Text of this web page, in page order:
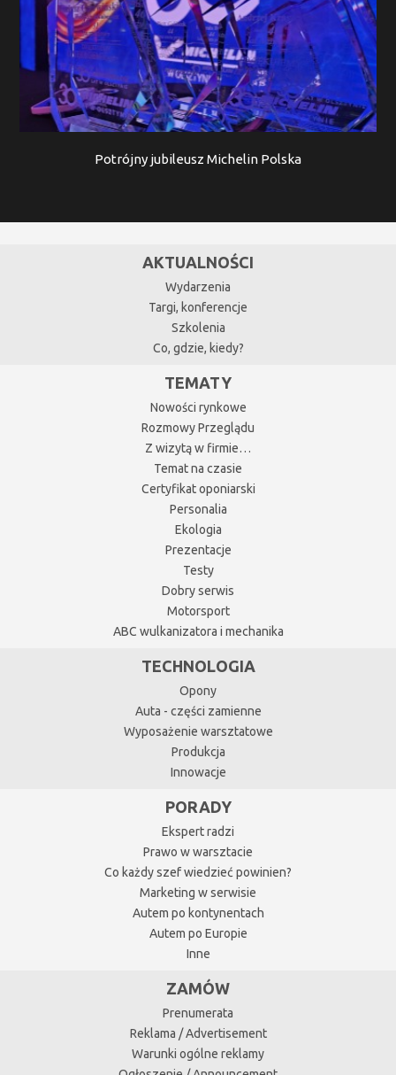
Potrójny jubileusz Michelin Polska
AKTUALNOŚCI
Wydarzenia
Targi, konferencje
Szkolenia
Co, gdzie, kiedy?
TEMATY
Nowości rynkowe
Rozmowy Przeglądu
Z wizytą w firmie…
Temat na czasie
Certyfikat oponiarski
Personalia
Ekologia
Prezentacje
Testy
Dobry serwis
Motorsport
ABC wulkanizatora i mechanika
TECHNOLOGIA
Opony
Auta - części zamienne
Wyposażenie warsztatowe
Produkcja
Innowacje
PORADY
Ekspert radzi
Prawo w warsztacie
Co każdy szef wiedzieć powinien?
Marketing w serwisie
Autem po kontynentach
Autem po Europie
Inne
ZAMÓW
Prenumerata
Reklama / Advertisement
Warunki ogólne reklamy